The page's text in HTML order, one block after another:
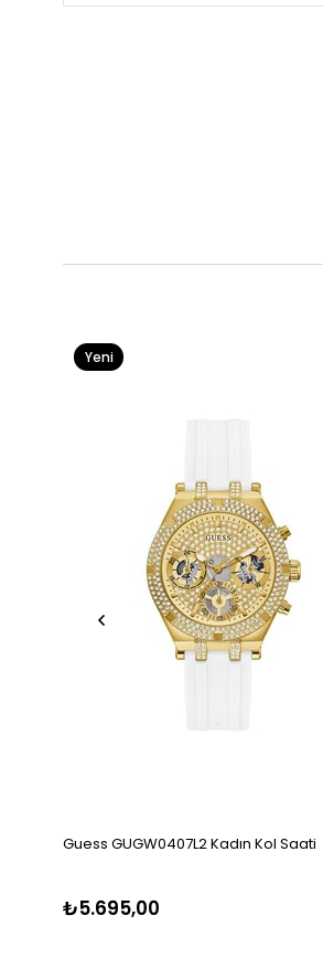
Guess GUGW0407L2 Kadın Kol Saati
₺5.695,00
Yeni